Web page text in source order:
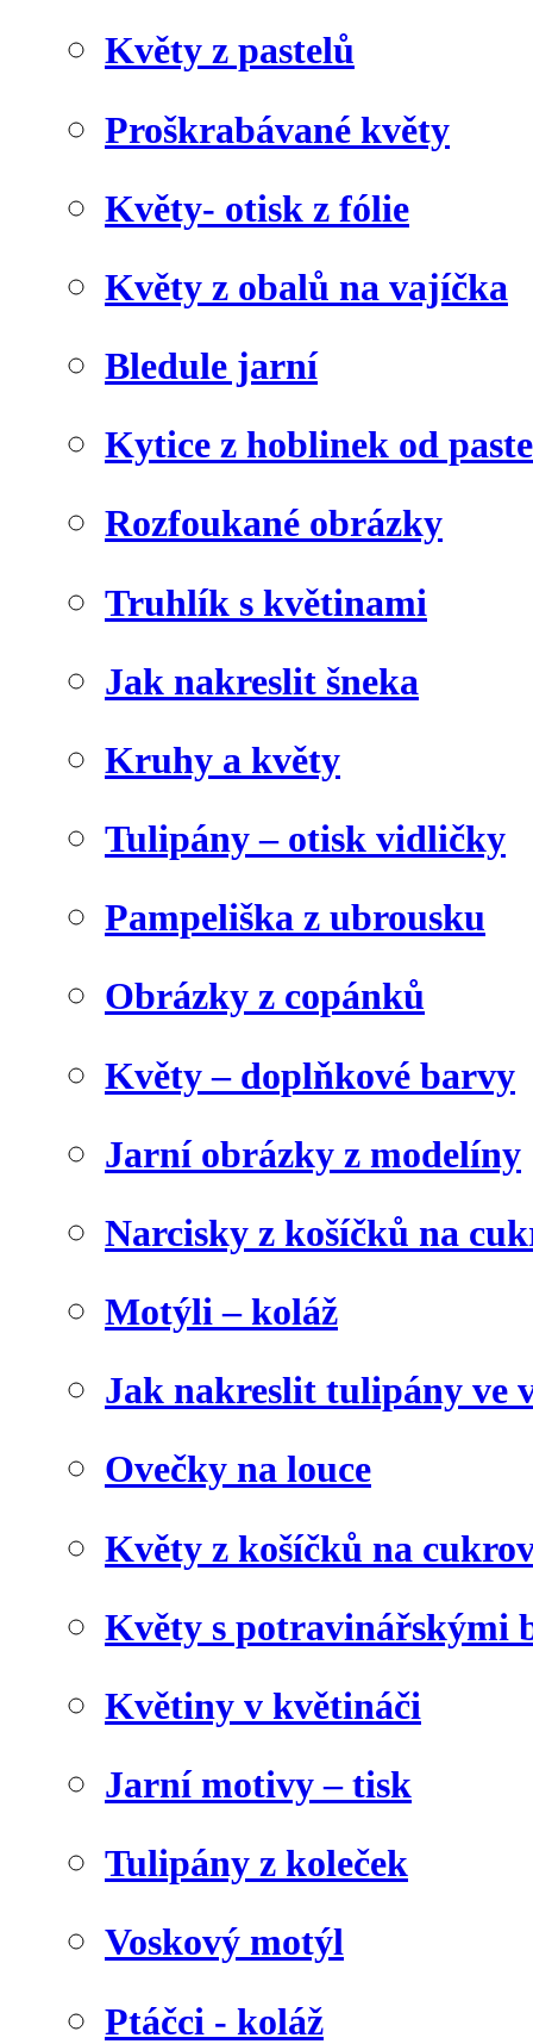
Květy z pastelů
Proškrabávané květy
Květy- otisk z fólie
Květy z obalů na vajíčka
Bledule jarní
Kytice z hoblinek od
Rozfoukané obrázky
Truhlík s květinami
Jak nakreslit šneka
Kruhy a květy
Tulipány – otisk vidličky
Pampeliška z ubrousku
Obrázky z copánků
Květy – doplňkové barvy
Jarní obrázky z modelíny
Narcisky z košíčků na
Motýli – koláž
Jak nakreslit tulipány ve
Ovečky na louce
Květy z košíčků na
Květy s potravinářskými
Květiny v květináči
Jarní motivy – tisk
Tulipány z koleček
Voskový motýl
Ptáčci - koláž